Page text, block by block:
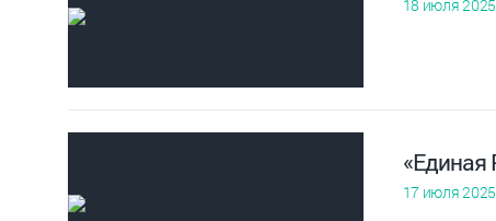
18 июля 2025
«Единая
17 июля 2025